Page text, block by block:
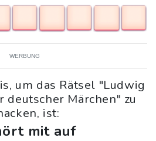
WERBUNG
um das Rätsel "Ludwig
deutscher Märchen" zu
ist:
mit auf